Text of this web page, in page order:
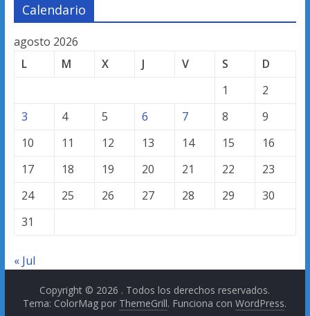
Calendario
agosto 2026
L
M X J V S
D
1
2
3
4 5 6 7 8
9
10
11 12 13 14 15
16
17
18 19 20 21 22
23
24
25 26 27 28 29
30
31
« Jul
Copyright © 2026 . Todos los derechos reservados.
Tema: ColorMag por ThemeGrill. Funciona conWordPress.